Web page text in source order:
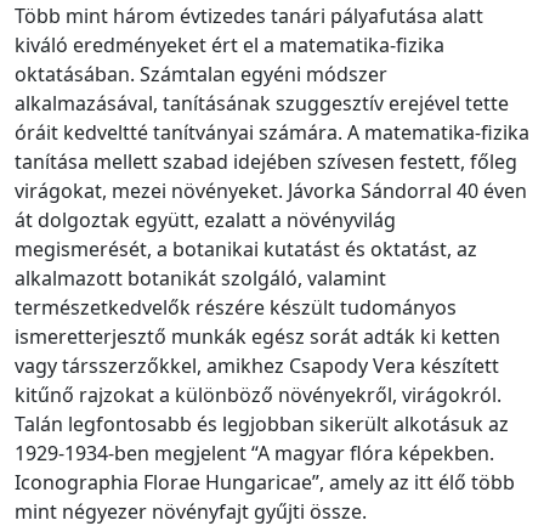
Több mint három évtizedes tanári pályafutása alatt
kiváló eredményeket ért el a matematika-fizika
oktatásában. Számtalan egyéni módszer
alkalmazásával, tanításának szuggesztív erejével tette
óráit kedveltté tanítványai számára. A matematika-fizika
tanítása mellett szabad idejében szívesen festett, főleg
virágokat, mezei növényeket. Jávorka Sándorral 40 éven
át dolgoztak együtt, ezalatt a növényvilág
megismerését, a botanikai kutatást és oktatást, az
alkalmazott botanikát szolgáló, valamint
természetkedvelők részére készült tudományos
ismeretterjesztő munkák egész sorát adták ki ketten
vagy társszerzőkkel, amikhez Csapody Vera készített
kitűnő rajzokat a különböző növényekről, virágokról.
Talán legfontosabb és legjobban sikerült alkotásuk az
1929-1934-ben megjelent “A magyar flóra képekben.
Iconographia Florae Hungaricae”, amely az itt élő több
mint négyezer növényfajt gyűjti össze.